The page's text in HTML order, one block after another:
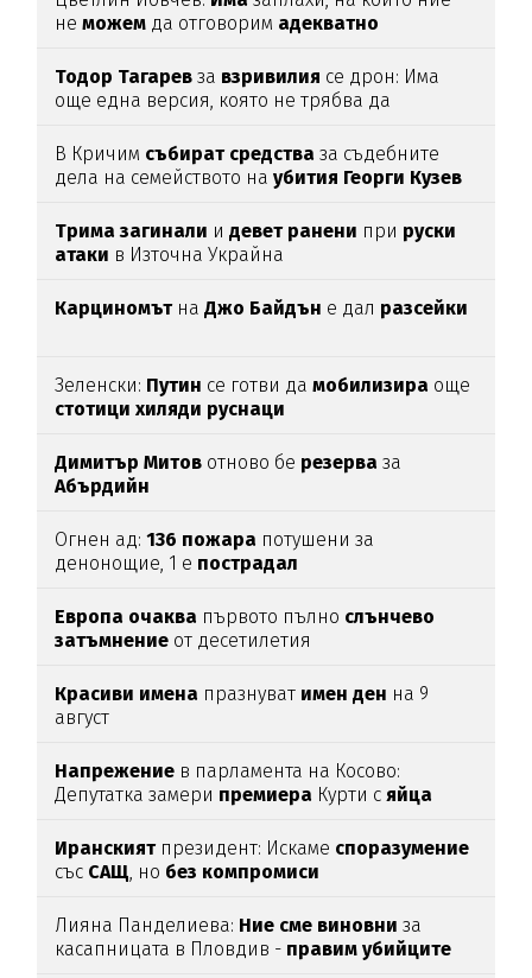
неможем да отговорим адекватно
Тодор Тагарев за взривилия се дрон: Има
още една версия, която не трябва да
В Кричим събират средства за съдебните
дела на семейството наубития Георги Кузев
Трима загинали идевет ранени при руски
атаки в Източна Украйна
КарциномътнаДжо Байдън е дал разсейки
Зеленски: Путин се готви дамобилизира още
стотици хиляди руснаци
Димитър Митов отново бе резерва за
Абърдийн
Огнен ад:136 пожара потушени за
денонощие, 1 е пострадал
Европа очаква първото пълно слънчево
затъмнение от десетилетия
Красиви имена празнуват имен ден на 9
август
Напрежение в парламента на Косово:
Депутатка замери премиера Курти сяйца
Иранскиятпрезидент: Искаме споразумение
със САЩ, но без компромиси
Лияна Панделиева: Ние сме виновниза
касапницата в Пловдив - правим убийците